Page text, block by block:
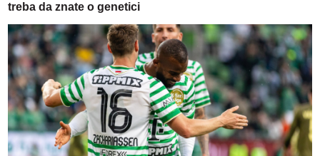
treba da znate o genetici